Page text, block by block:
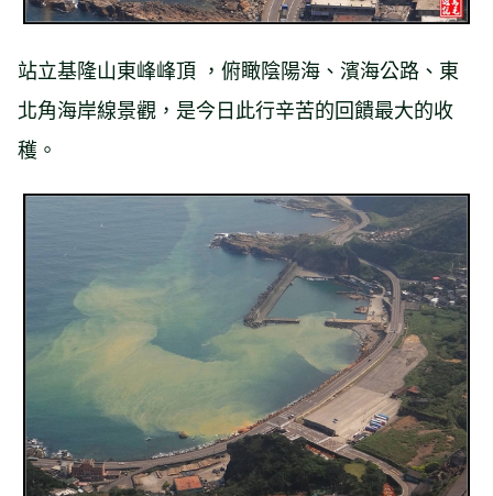
站立基隆山東峰峰頂 ，俯瞰陰陽海、濱海公路、東
北角海岸線景觀，是今日此行辛苦的回饋最大的收
穫。